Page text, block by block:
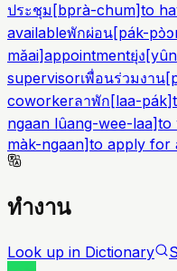
ประชุม [bprà-chum]to
availableพักผ่อน[pák-
mǎai]appointmentยุ่ง [
supervisorเพื่อนร่วมงาน[
coworkerลาพัก [laa-pák]
ngaan lûang-wee-laa]to
màk-ngaan]to apply for
ทำงาน
Look up in Dictionary